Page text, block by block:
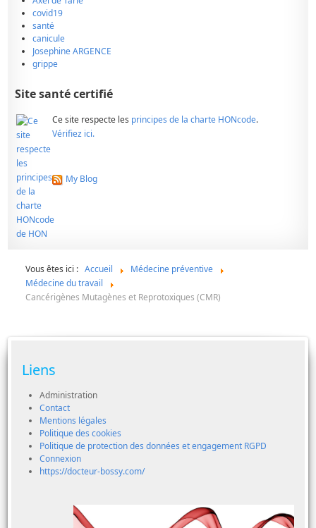
covid19
santé
canicule
Josephine ARGENCE
grippe
Site santé certifié
Ce site respecte les principes de la charte HONcode.
Vérifiez ici.
My Blog
Vous êtes ici : Accueil
Médecine préventive
Médecine du travail
Cancérigènes Mutagènes et Reprotoxiques (CMR)
Liens
Administration
Contact
Mentions légales
Politique des cookies
Politique de protection des données et engagement RGPD
Connexion
https://docteur-bossy.com/